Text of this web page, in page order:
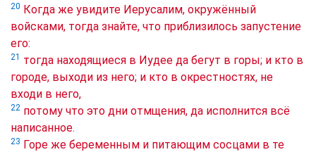
20 Когда же увидите Иерусалим, окружённый
войсками, тогда знайте, что приблизилось запустение
его:
21 тогда находящиеся в Иудее да бегут в горы; и кто в
городе, выходи из него; и кто в окрестностях, не
входи в него,
22 потому что это дни отмщения, да исполнится всё
написанное.
23 Горе же беременным и питающим сосцами в те